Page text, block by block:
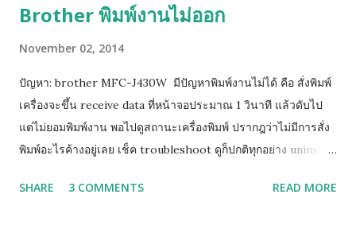
อยู่ด้านข้าง)
Brother พิมพ์งานไม่ออก
November 02, 2014
ปัญหา: brother MFC-J430W มีปัญหาพิมพ์งานไม่ได้ คือ สั่งพิมพ์
เครื่องจะขึ้น receive data ที่หน้าจอประมาณ 1 วินาที แล้วดับไป
แต่ไม่ยอมพิมพ์งาน พอไปดูสถานะเครื่องพิมพ์ ปรากฎว่าไม่มีการสั่ง
พิมพ์อะไรค้างอยู่เลย เช็ค troubleshoot ดูก็ปกติทุกอย่าง uninstall
print ได้ แต่ไม่สามารถพิมพ์ได้ วิธีแก้ไขเบื้องต้น ให้คุณทำการ Add
SHARE 3 COMMENTS READ MORE